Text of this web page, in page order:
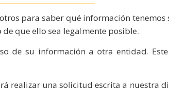
para saber qué información
que ello sea legalmente posible.
de su información a otra entidad.
realizar una solicitud escrita a nuestra